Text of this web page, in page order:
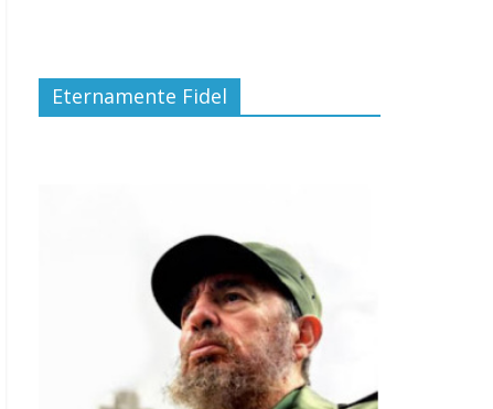
Eternamente Fidel